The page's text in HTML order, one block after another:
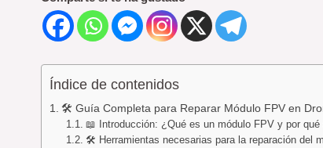
Índice de contenidos
🛠️ Guía Completa para Reparar Módulo FPV en
📖 Introducción: ¿Qué es un módulo FPV y por qué
🛠️ Herramientas necesarias para la reparación del